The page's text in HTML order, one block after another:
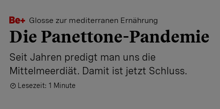
Glosse zur mediterranen Ernährung
Die Panettone-Pandemie
Seit Jahren predigt man uns die
Mittelmeerdiät. Damit ist jetzt Schluss.
Lesezeit: 1 Minute